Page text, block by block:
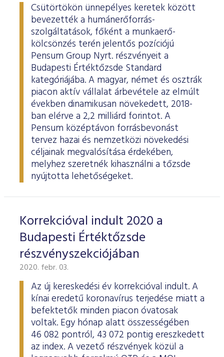
Csütörtökön ünnepélyes keretek között
bevezették a humánerőforrás-
szolgáltatások, főként a munkaerő-
kölcsönzés terén jelentős pozíciójú
Pensum Group Nyrt. részvényeit a
Budapesti Értéktőzsde Standard
kategóriájába. A magyar, német és osztrák
piacon aktív vállalat árbevétele az elmúlt
években dinamikusan növekedett, 2018-
ban elérve a 2,2 milliárd forintot. A
Pensum középtávon forrásbevonást
tervez hazai és nemzetközi növekedési
céljainak megvalósítása érdekében,
melyhez szeretnék kihasználni a tőzsde
nyújtotta lehetőségeket.
Korrekcióval indult 2020 a
Budapesti Értéktőzsde
részvényszekciójában
2020. febr. 03.
Az új kereskedési év korrekcióval indult. A
kínai eredetű koronavírus terjedése miatt a
befektetők minden piacon óvatosak
voltak. Egy hónap alatt összességében
46 082 pontról, 43 072 pontig ereszkedett
az index. A vezető részvények közül a